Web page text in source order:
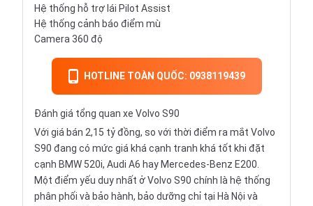
Hệ thống hỗ trợ lái Pilot Assist
Hệ thống cảnh báo điểm mù
Camera 360 độ
HOTLINE TOÀN QUỐC: 0938119439
Đánh giá tổng quan xe Volvo S90
Với giá bán 2,15 tỷ đồng, so với thời điểm ra mắt Volvo
S90 đang có mức giá khá cạnh tranh khá tốt khi đặt
cạnh BMW 520i, Audi A6 hay Mercedes-Benz E200.
Một điểm yếu duy nhất ở Volvo S90 chính là hệ thống
phân phối và bảo hành, bảo dưỡng chỉ tại Hà Nội và